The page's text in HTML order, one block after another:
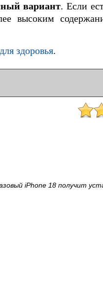
вариант. Если
высоким
здоровья.
iPhone 18 получит